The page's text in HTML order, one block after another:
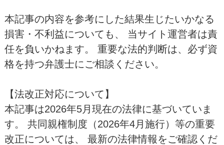
本記事の内容を参考にした結果生じたいかなる
損害・不利益についても、 当サイト運営者は責
任を負いかねます。 重要な法的判断は、必ず資
格を持つ弁護士にご相談ください。
【法改正対応について】
本記事は2026年5月現在の法律に基づいていま
す。 共同親権制度（2026年4月施行）等の重要
改正については、 最新の法律情報をご確認くだ